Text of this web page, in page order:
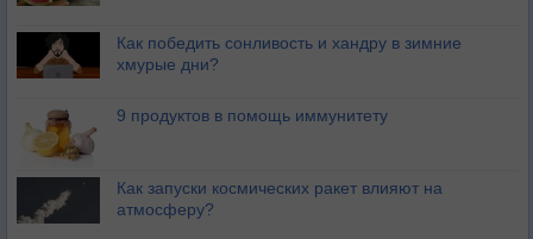
Как победить сонливость и хандру в зимние
хмурые дни?
9 продуктов в помощь иммунитету
Как запуски космических ракет влияют на
атмосферу?